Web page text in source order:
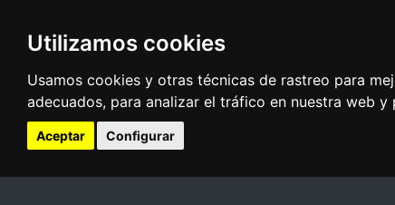
Utilizamos cookies
Usamos cookies y otras técnicas de rastreo para
adecuados, para analizar el tráfico en nuestra web
Aceptar Configurar